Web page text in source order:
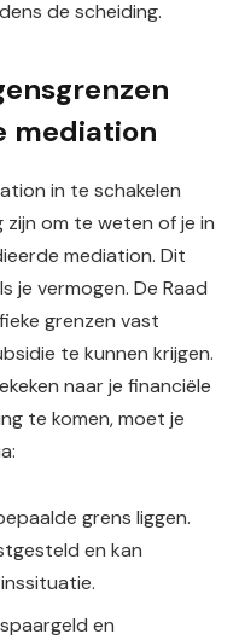
de scheiding.
mediation
in te schakelen
om te weten of je in
mediation. Dit
je vermogen. De Raad
grenzen vast
te kunnen krijgen.
naar je financiële
te komen, moet je
grens liggen.
en kan
en